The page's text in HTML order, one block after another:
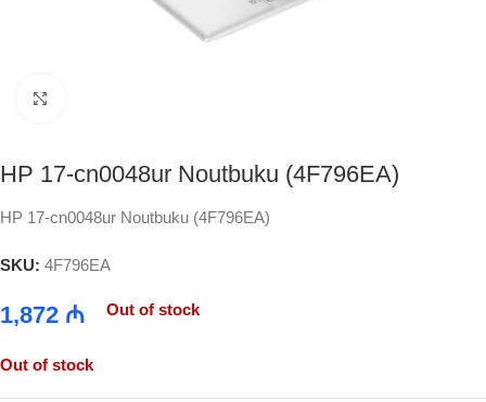
HP 17-cn0048ur Noutbuku (4F796EA)
HP 17-cn0048ur Noutbuku (4F796EA)
SKU: 4F796EA
1,872 ₼ Out of stock
Out of stock